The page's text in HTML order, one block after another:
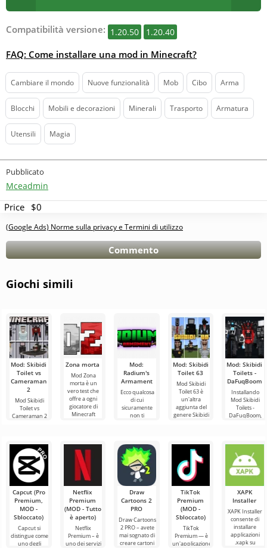
Compatibilità versione: 1.20.50 1.20.40
FAQ: Come installare una mod in Minecraft?
Cambiare il mondo Nuove funzionalità Mob Cibo Arma
Blocchi Mobili e decorazioni Minerali Trasporto Armatura
Utensili Magia
Pubblicato
Mceadmin
Price $0
(Google Ads) Norme sulla privacy e Termini di utilizzo
Commento
Giochi simili
Mod: Skibidi
Toilet vs
Cameraman
2
Mod Skibidi
Toilet vs
Cameraman 2
un'entusiasmante
Zona morta
Mod Zona
morta è un
vero test che
offre a ogni
giocatore di
Minecraft
Mod:
Radium's
Armament
Ecco qualcosa
di cui
sicuramente
non ti
ovvero nuove
aggiunte
Mod: Skibidi
Toilet 63
Mod Skibidi
Toilet 63 è
un'altra
aggiunta del
genere Skibidi
Mod: Skibidi
Toilets -
DaFuqBoom
Installando
Mod Skibidi
Toilets -
DaFuqBoom,
personaggi
Capcut (Pro
Premium,
MOD -
Sbloccato)
Capcut si
distingue come
uno degli
Netflix
Premium
(MOD - Tutto
è aperto)
Netflix
Premium – è
uno dei servizi
Draw
Cartoons 2
PRO
Draw Cartoons
2 PRO – avete
mai sognato di
creare cartoni
TikTok
Premium
(MOD -
Sbloccato)
TikTok
Premium — è
un'applicazione
XAPK
Installer
XAPK Installer
consente di
installare
applicazioni
.xapk su